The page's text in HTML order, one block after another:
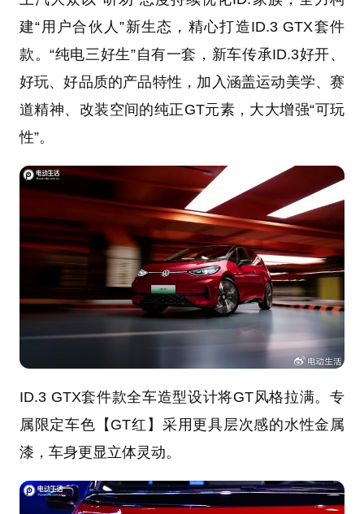
建“用户合伙人”新生态，精心打造ID.3 GTX套件
款。“纯电三好生”自有一套，新车传承ID.3好开、
好玩、好品质的产品特性，加入涵盖运动美学、赛
道精神、改装空间的纯正GT元素，大大增强“可玩
性”。
ID.3 GTX套件款全车造型设计将GT风格拉满。专
属限定车色【GT红】采用更具层次感的水性金属
漆，车身更显立体灵动。